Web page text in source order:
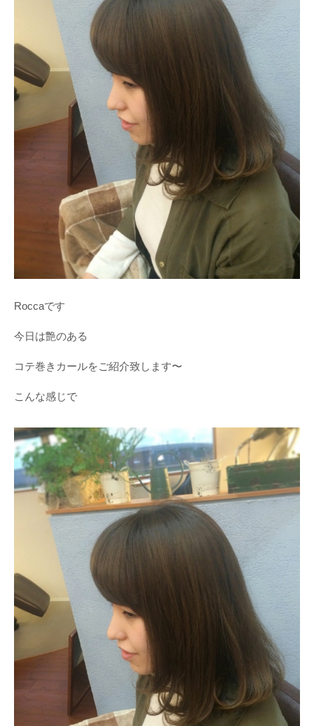
Roccaです
今日は艶のある
コテ巻きカールをご紹介致します〜
こんな感じで